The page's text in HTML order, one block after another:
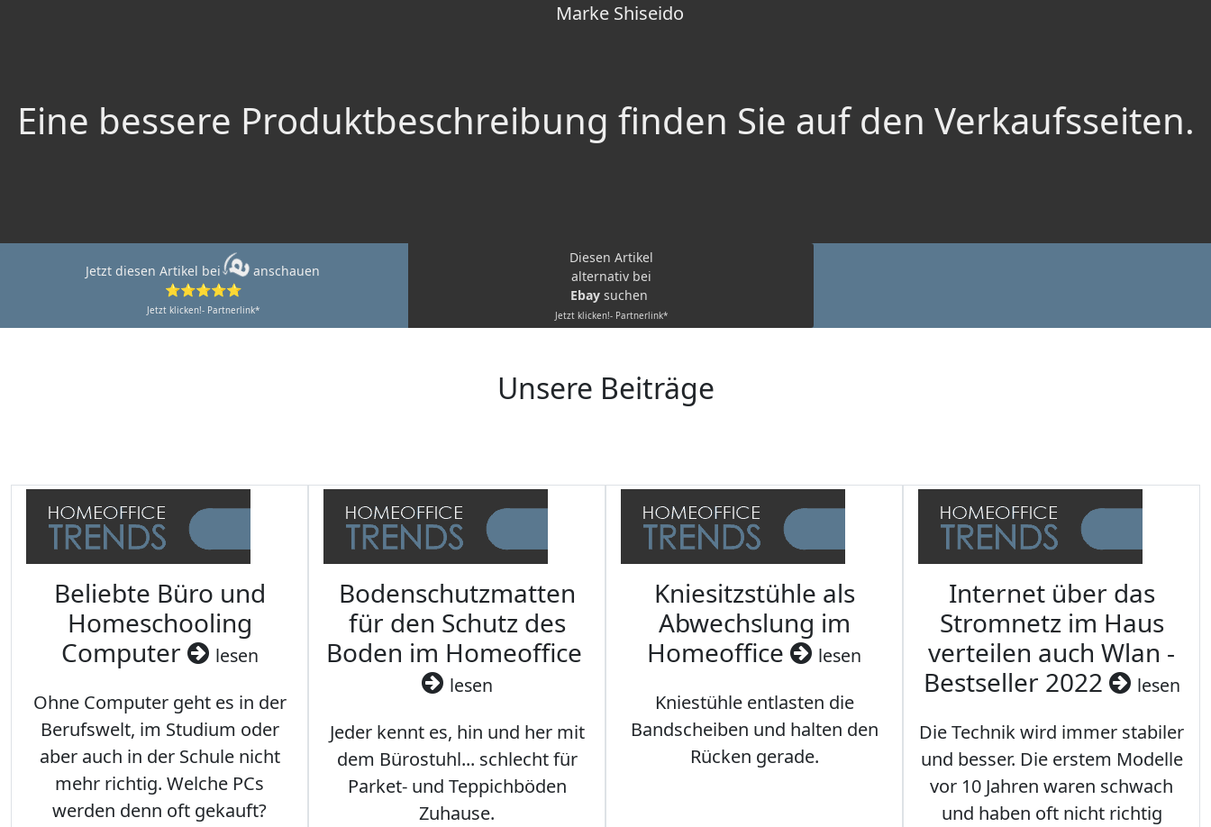
Marke Shiseido
Eine bessere Produktbeschreibung finden Sie auf den Verkaufsseiten.
Jetzt diesen Artikel bei
anschauen
⭐⭐⭐⭐⭐
Jetzt klicken!- Partnerlink*
Diesen Artikel
alternativ bei
Ebay suchen
Jetzt klicken!- Partnerlink*
Unsere Beiträge
Beliebte Büro und
Homeschooling
Computer
lesen
Ohne Computer geht es in der
Berufswelt, im Studium oder
aber auch in der Schule nicht
mehr richtig. Welche PCs
werden denn oft gekauft?
Bodenschutzmatten
für den Schutz des
Boden im Homeoffice
lesen
Jeder kennt es, hin und her mit
dem Bürostuhl... schlecht für
Parket- und Teppichböden
Zuhause.
Kniesitzstühle als
Abwechslung im
Homeoffice
lesen
Kniestühle entlasten die
Bandscheiben und halten den
Rücken gerade.
Internet über das
Stromnetz im Haus
verteilen auch Wlan -
Bestseller 2022
lesen
Die Technik wird immer stabiler
und besser. Die erstem Modelle
vor 10 Jahren waren schwach
und haben oft nicht richtig